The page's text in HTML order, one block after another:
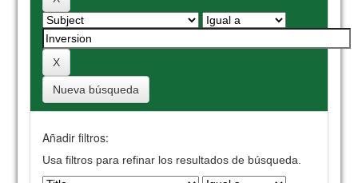
Nueva búsqueda
Añadir filtros:
Usa filtros para refinar los resultados de búsqueda.